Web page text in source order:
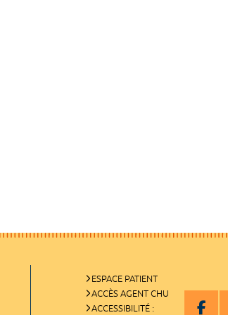
ESPACE PATIENT
ACCÈS AGENT CHU
ACCESSIBILITÉ :